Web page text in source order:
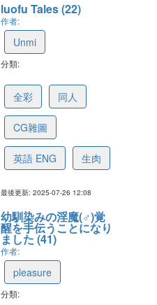
luofu Tales (22)
作者:
Unmi
分類:
全彩 同人
CG雜圖
英語 ENG 生肉
最後更新: 2025-07-26 12:08
幼馴染みの淫魔(♂)覚
醒を手伝うことになり
ました (41)
作者:
pleasure
分類: